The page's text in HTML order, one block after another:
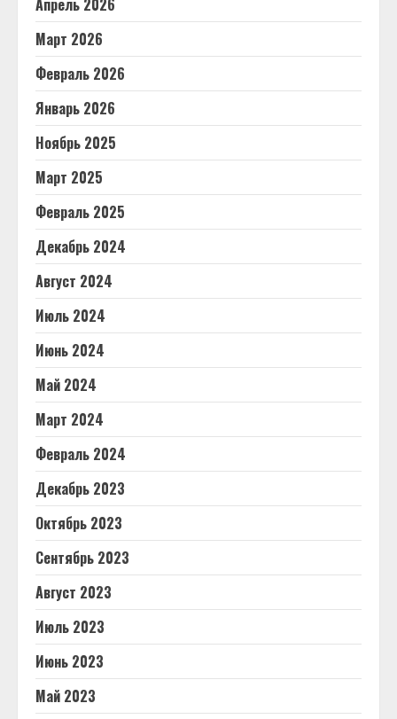
Апрель 2026
Март 2026
Февраль 2026
Январь 2026
Ноябрь 2025
Март 2025
Февраль 2025
Декабрь 2024
Август 2024
Июль 2024
Июнь 2024
Май 2024
Март 2024
Февраль 2024
Декабрь 2023
Октябрь 2023
Сентябрь 2023
Август 2023
Июль 2023
Июнь 2023
Май 2023